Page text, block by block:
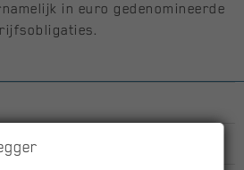
in euro gedenomineerde